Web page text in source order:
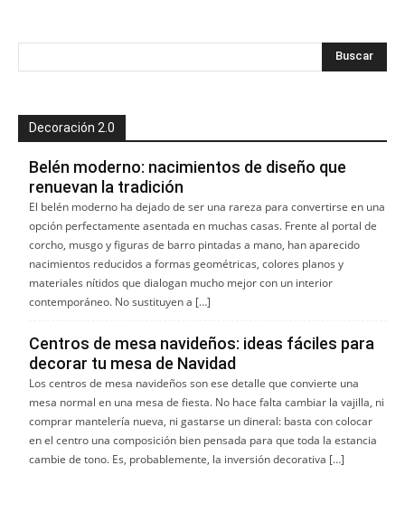
Decoración 2.0
Belén moderno: nacimientos de diseño que
renuevan la tradición
El belén moderno ha dejado de ser una rareza para convertirse en una
opción perfectamente asentada en muchas casas. Frente al portal de
corcho, musgo y figuras de barro pintadas a mano, han aparecido
nacimientos reducidos a formas geométricas, colores planos y
materiales nítidos que dialogan mucho mejor con un interior
contemporáneo. No sustituyen a […]
Centros de mesa navideños: ideas fáciles para
decorar tu mesa de Navidad
Los centros de mesa navideños son ese detalle que convierte una
mesa normal en una mesa de fiesta. No hace falta cambiar la vajilla, ni
comprar mantelería nueva, ni gastarse un dineral: basta con colocar
en el centro una composición bien pensada para que toda la estancia
cambie de tono. Es, probablemente, la inversión decorativa […]